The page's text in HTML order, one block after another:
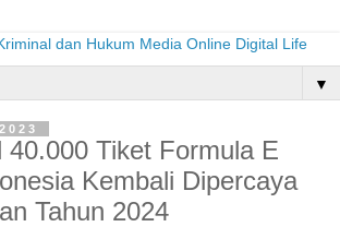
▼
40.000 Tiket Formula E
Kembali Dipercaya
Tahun 2024